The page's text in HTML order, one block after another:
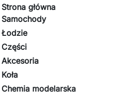
Strona główna
Samochody
Łodzie
Części
Akcesoria
Koła
Chemia modelarska